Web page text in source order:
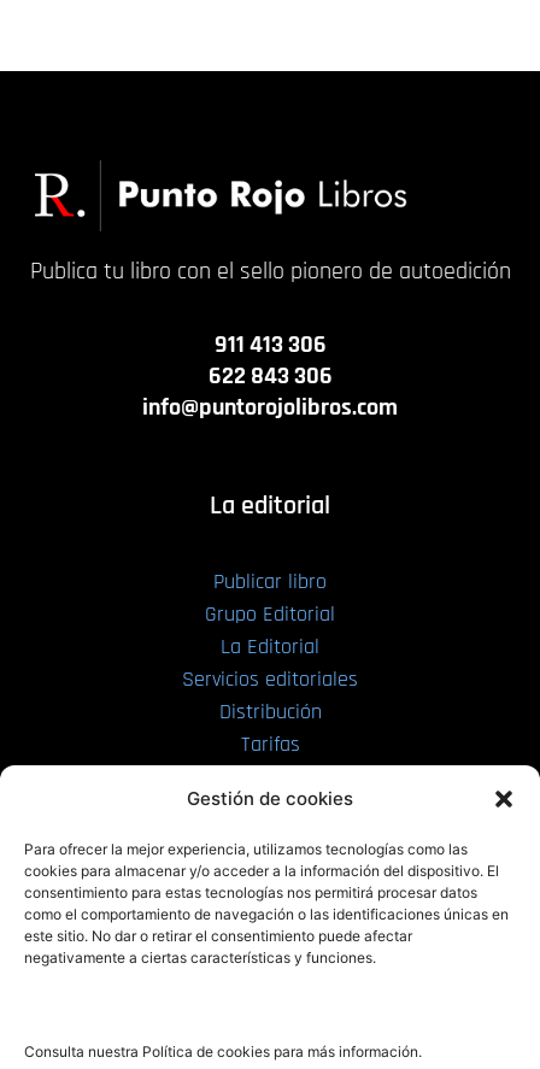
Gestión de cookies
Para ofrecer la mejor experiencia, utilizamos tecnologías como las
cookies para almacenar y/o acceder a la información del dispositivo. El
consentimiento para estas tecnologías nos permitirá procesar datos
como el comportamiento de navegación o las identificaciones únicas en
este sitio. No dar o retirar el consentimiento puede afectar
negativamente a ciertas características y funciones.
Consulta nuestra Política de cookies para más información.
Publica tu libro con el sello pionero de autoedición
911 413 306
622 843 306
info@puntorojolibros.com
La editorial
Publicar libro
Grupo Editorial
La Editorial
Servicios editoriales
Distribución
Tarifas
PRL | Films
PRL | Play
PRL | LAB